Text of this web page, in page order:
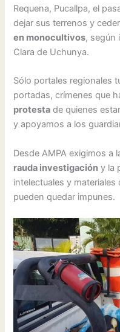
Requena, Pucallpa, el
dejar sus terrenos y
en monocultivos, según
Clara de Uchunya.
Sólo portales regionales
portadas, crímenes que
protesta de quienes
y apoyamos a los
Desde AMPA exigimos a
rauda investigación y la
intelectuales y
pueden quedar impunes.